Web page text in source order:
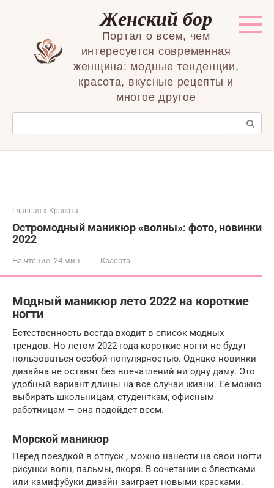
Женский бор
Портал о всем, чем
интересуется современная
женщина: модные тенденции,
красота, вкусные рецепты и
многое другое
Поиск:
Главная » Красота
Остромодный маникюр «волны»: фото, новинки
2022
На чтение: 24 мин Красота
Модный маникюр лето 2022 на короткие
ногти
Естественность всегда входит в список модных
трендов. Но летом 2022 года короткие ногти не будут
пользоваться особой популярностью. Однако новинки
дизайна не оставят без впечатлений ни одну даму. Это
удобный вариант длины на все случаи жизни. Ее можно
выбирать школьницам, студенткам, офисным
работницам — она подойдет всем.
Морской маникюр
Перед поездкой в отпуск , можно нанести на свои ногти
рисунки волн, пальмы, якоря. В сочетании с блестками
или камифубуки дизайн заиграет новыми красками.